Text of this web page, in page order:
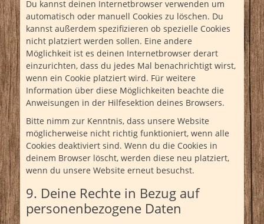
Du kannst deinen Internetbrowser verwenden um
automatisch oder manuell Cookies zu löschen. Du
kannst außerdem spezifizieren ob spezielle Cookies
nicht platziert werden sollen. Eine andere
Möglichkeit ist es deinen Internetbrowser derart
einzurichten, dass du jedes Mal benachrichtigt wirst,
wenn ein Cookie platziert wird. Für weitere
Information über diese Möglichkeiten beachte die
Anweisungen in der Hilfesektion deines Browsers.
Bitte nimm zur Kenntnis, dass unsere Website
möglicherweise nicht richtig funktioniert, wenn alle
Cookies deaktiviert sind. Wenn du die Cookies in
deinem Browser löscht, werden diese neu platziert,
wenn du unsere Website erneut besuchst.
9. Deine Rechte in Bezug auf
personenbezogene Daten